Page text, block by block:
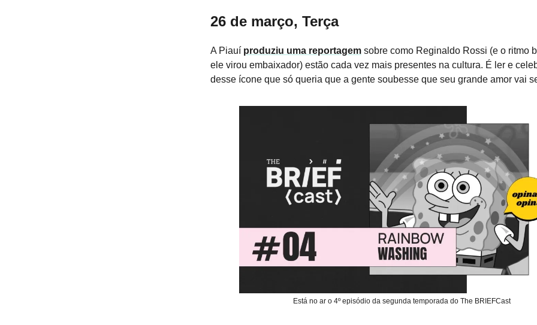
26 de março, Terça
A Piauí produziu uma reportagem sobre como Reginaldo Rossi (e o ritmo
ele virou embaixador) estão cada vez mais presentes na cultura. É ler e
desse ícone que só queria que a gente soubesse que seu grande amor vai
Está no ar o 4º episódio da segunda temporada do The BRIEFCast